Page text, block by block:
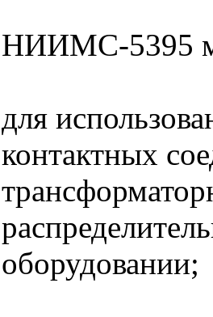
НИИМС-5395
для
контактных
оборудовании;